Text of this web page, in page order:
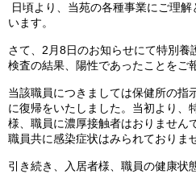
ボランティアしてみませんか
相談窓口一覧
利用対象者一覧
日頃より、当苑の各種事業にご理
います。
さて、 2 月8日のお知らせにて特別養
検査の結果、陽性であったことをご
当該職員につきましては保健所の指
に復帰をいたしました。当初より、
様、職員に濃厚接触者はおりません
職員共に感染症状はみられておりま
引き続き、入居者様、職員の健康状